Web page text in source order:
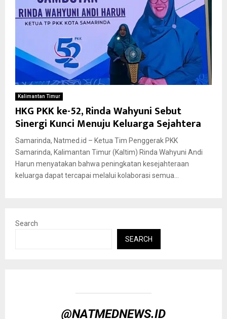
Kalimantan Timur
HKG PKK ke-52, Rinda Wahyuni Sebut
Sinergi Kunci Menuju Keluarga Sejahtera
Samarinda, Natmed.id – Ketua Tim Penggerak PKK
Samarinda, Kalimantan Timur (Kaltim) Rinda Wahyuni Andi
Harun menyatakan bahwa peningkatan kesejahteraan
keluarga dapat tercapai melalui kolaborasi semua...
Search
SEARCH
@NATMEDNEWS.ID